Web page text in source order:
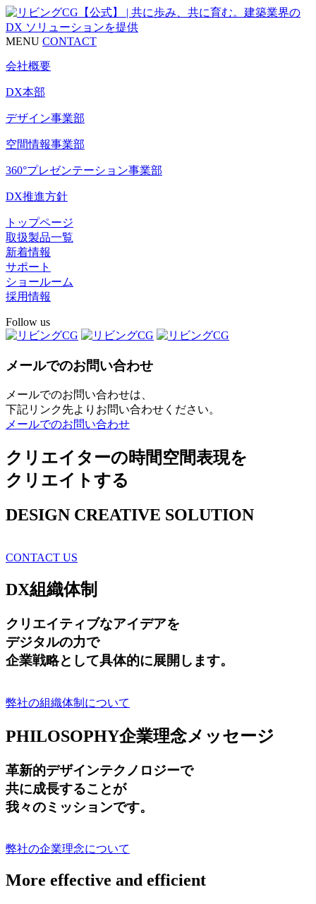
MENU CONTACT
会社概要
DX本部
デザイン事業部
空間情報事業部
360°プレゼンテーション事業部
DX推進方針
トップページ
取扱製品一覧
新着情報
サポート
ショールーム
採用情報
Follow us
メールでのお問い合わせ
メールでのお問い合わせは、
下記リンク先よりお問い合わせください。
メールでのお問い合わせ
クリエイターの時間空間表現を
クリエイトする
DESIGN CREATIVE SOLUTION
CONTACT US
DX組織体制
クリエイティブなアイデアを
デジタルの力で
企業戦略として具体的に展開します。
弊社の組織体制について
PHILOSOPHY企業理念メッセージ
革新的デザインテクノロジーで
共に成長することが
我々のミッションです。
弊社の企業理念について
More effective and efficient